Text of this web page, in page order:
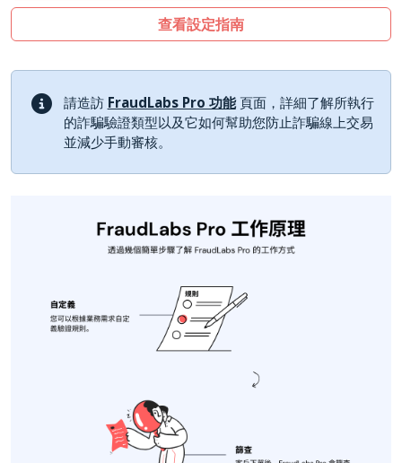
Ecwid by Lightspeed
WISECP
ThirtyBees
Shopware
Sylius
查看設定指南
請造訪 FraudLabs Pro 功能頁面，詳細了解所執行
的詐騙驗證類型以及它如何幫助您防止詐騙線上交易
並減少手動審核。